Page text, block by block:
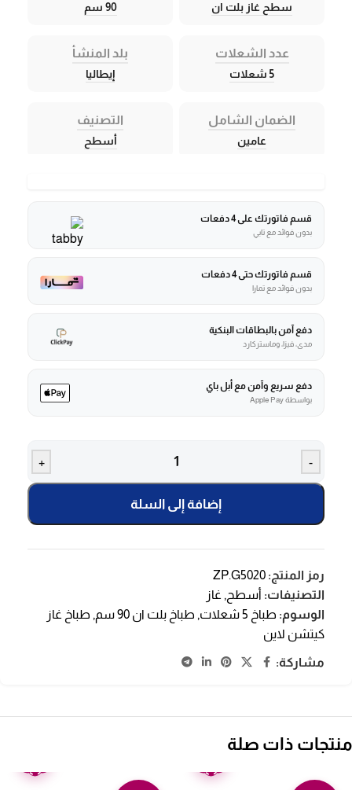
سطح غاز بلت ان 90 سم
عدد الشعلات
5 شعلات
بلد المنشأ
إيطاليا
الضمان الشامل
عامين
التصنيف
أسطح
قسم فاتورتك على 4 دفعات
بدون فوائد مع تابي
قسم فاتورتك حتى 4 دفعات
بدون فوائد مع تمارا
دفع آمن بالبطاقات البنكية
مدى، فيزا، وماستركارد
دفع سريع وآمن مع أبل باي
بواسطة Apple Pay
-
+
إضافة إلى السلة
رمز المنتج: ZP.G5020
التصنيفات: أسطح , غاز
الوسوم: طباخ 5 شعلات , طباخ بلت ان 90 سم , طباخ غاز
كيتشن لاين
مشاركة:
منتجات ذات صلة